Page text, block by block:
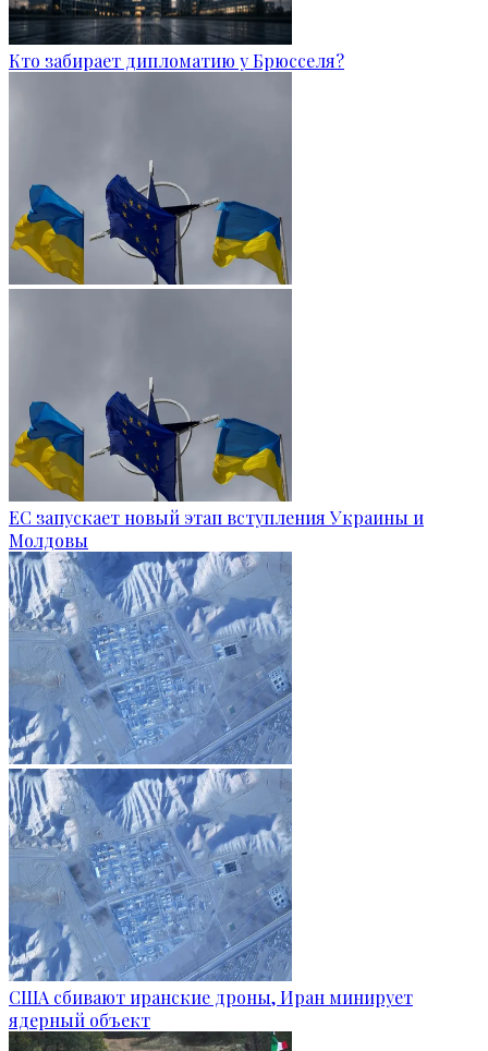
Кто забирает дипломатию у Брюсселя?
ЕС запускает новый этап вступления Украины и
Молдовы
США сбивают иранские дроны, Иран минирует
ядерный объект